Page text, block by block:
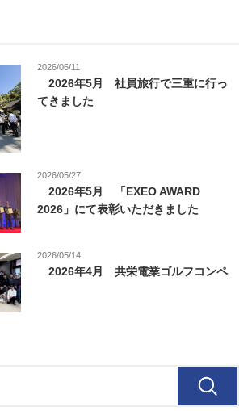
2026/06/11
2026年5月 社員旅行で三重に行っ
てきました
2026/05/27
2026年5月 「EXEO AWARD
2026」にて表彰いただきました
2026/05/14
2026年4月 共栄電業ゴルフコンペ